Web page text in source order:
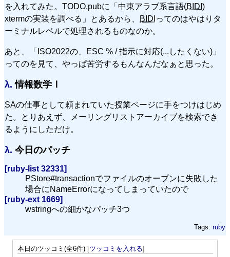
を入れてみた。TODO.pubに「中東アラブ系言語(BIDI )
xtermの実装を調べる」とあるから、
BIDI ってのはやはりタ
ーミナルレベルで処理されるものなのか。
あと、「ISO2022の、ESC % / 指示に対応(...したくない)」
ってのを見て、やっぱ苦労するもんなんだなぁと思った。
λ. 情報数学Ⅰ
SAの仕事として頼まれていた授業ページに手をつけはじめ
た。とりあえず、メーリングリストアーカイブを検索でき
るようにしただけ。
λ. 今日のパッチ
[ruby-list 32331]
PStore#transactionでファイルのオープンに失敗した
場合にNameErrorになってしまっていたので
[ruby-ext 1669]
wstringへの細かなパッチ3つ
Tags: ruby
本日のツッコミ(全6件) [ツッコミを入れる]